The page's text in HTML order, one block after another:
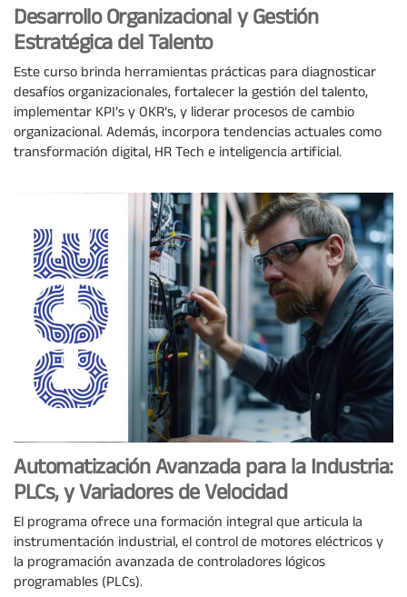
Desarrollo Organizacional y Gestión
Estratégica del Talento
Este curso brinda herramientas prácticas para diagnosticar
desafíos organizacionales, fortalecer la gestión del talento,
implementar KPI’s y OKR’s, y liderar procesos de cambio
organizacional. Además, incorpora tendencias actuales como
transformación digital, HR Tech e inteligencia artificial.
Automatización Avanzada para la Industria:
PLCs, y Variadores de Velocidad
El programa ofrece una formación integral que articula la
instrumentación industrial, el control de motores eléctricos y
la programación avanzada de controladores lógicos
programables (PLCs).